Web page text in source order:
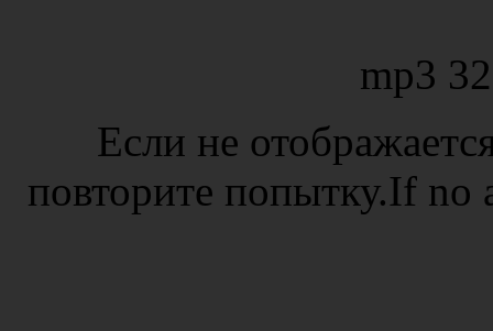
mp3
Если не
повторите попытку.If